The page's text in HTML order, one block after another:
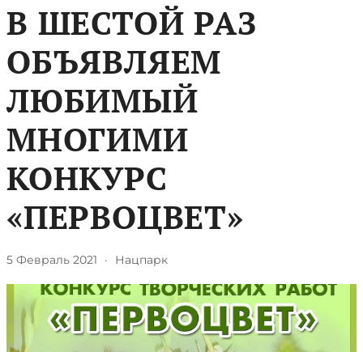
В ШЕСТОЙ РАЗ
ОБЪЯВЛЯЕМ
ЛЮБИМЫЙ
МНОГИМИ
КОНКУРС
«ПЕРВОЦВЕТ»
5 Февраль 2021 · Нацпарк